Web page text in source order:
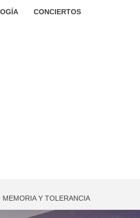
CONCIERTOS
MEMORIA Y TOLERANCIA